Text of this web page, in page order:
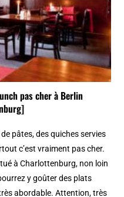
pas cher à Berlin
pâtes, des quiches servies
c’est vraiment pas cher.
à Charlottenburg, non loin
y goûter des plats
abordable. Attention, très